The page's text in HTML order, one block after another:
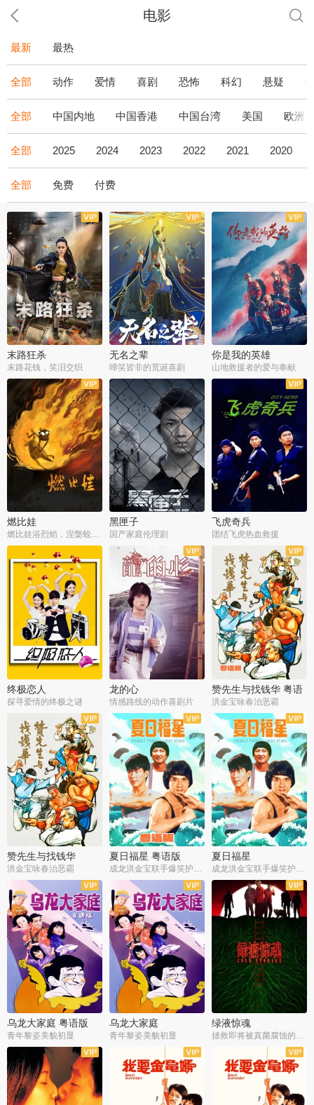
电影
最新 最热
全部 动作 爱情 喜剧 恐怖 科幻 悬疑
全部 中国内地 中国香港 中国台湾 美国 欧洲
全部 2025 2024 2023 2022 2021 2020
全部 免费 付费
末路狂杀
末路花钱，笑泪交织
无名之辈
啼笑皆非的荒诞喜剧
你是我的英雄
山地救援者的爱与奉献
燃比娃
燃比娃浴烈焰，涅槃蜕变成人
黑匣子
国产家庭伦理剧
飞虎奇兵
团结飞虎热血救援
终极恋人
探寻爱情的终极之谜
龙的心
情感路线的动作喜剧片
赞先生与找钱华 粤语
版
洪金宝咏春治恶霸
赞先生与找钱华
洪金宝咏春治恶霸
夏日福星 粤语版
成龙洪金宝联手爆笑护美女
夏日福星
成龙洪金宝联手爆笑护美女
乌龙大家庭 粤语版
青年黎姿美貌初显
乌龙大家庭
青年黎姿美貌初显
绿液惊魂
拯救即将被真菌腐蚀的世界